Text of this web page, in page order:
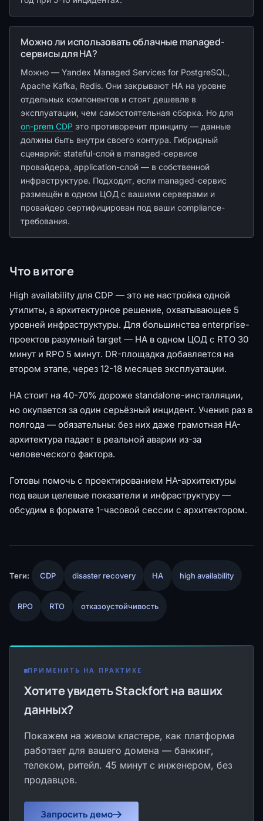
Можно ли использовать облачные managed-
сервисы для HA?
Можно — Yandex Managed Services for PostgreSQL,
Apache Kafka, Redis. Они закрывают HA на уровне
отдельных компонентов и стоят дешевле в
эксплуатации, чем самостоятельная сборка. Но для
on-prem CDP это противоречит принципу — данные
должны быть внутри своего контура. Гибридный
сценарий: stateful-слой в managed-сервисе
провайдера, application-слой — в собственной
инфраструктуре. Подходит, если managed-сервис
размещён в одном ЦОД с вашими серверами и
провайдер сертифицирован под ваши compliance-
требования.
Что в итоге
High availability для CDP — это не настройка одной
утилиты, а архитектурное решение, охватывающее 5
уровней инфраструктуры. Для большинства enterprise-
проектов разумный target — HA в одном ЦОД с RTO 30
минут и RPO 5 минут. DR-площадка добавляется на
втором этапе, через 12-18 месяцев эксплуатации.
HA стоит на 40-70% дороже standalone-инсталляции,
но окупается за один серьёзный инцидент. Учения раз в
полгода — обязательны: без них даже грамотная HA-
архитектура падает в реальной аварии из-за
человеческого фактора.
Готовы помочь с проектированием HA-архитектуры
под ваши целевые показатели и инфраструктуру —
обсудим в формате 1-часовой сессии с архитектором.
Теги: CDP disaster recovery HA high availability
RPO RTO отказоустойчивость
ПРИМЕНИТЬ НА ПРАКТИКЕ
Хотите увидеть Stackfort на ваших
данных?
Покажем на живом кластере, как платформа
работает для вашего домена — банкинг,
телеком, ритейл. 45 минут с инженером, без
продавцов.
Запросить демо